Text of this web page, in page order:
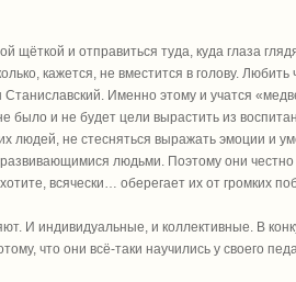
и отправиться туда, куда глаза
кажется, не вместится в голову. Любить
Станиславский. Именно этому и учатся
и не будет цели вырастить из
людей, не стесняться выражать эмоции и
людьми. Поэтому они честно
всячески… оберегает их от громких
И индивидуальные, и коллективные. В
что они всё-таки научились у своего